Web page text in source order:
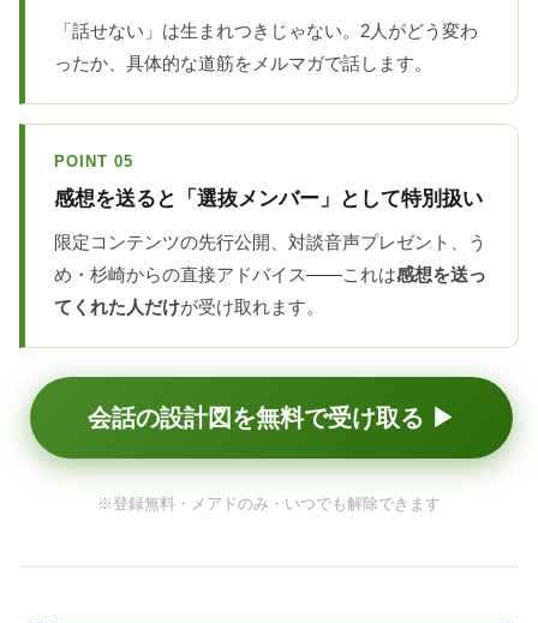
「話せない」は生まれつきじゃない。2人がどう変わ
ったか、具体的な道筋をメルマガで話します。
POINT 05
感想を送ると「選抜メンバー」として特別扱い
限定コンテンツの先行公開、対談音声プレゼント、う
め・杉崎からの直接アドバイス——これは感想を送っ
てくれた人だけが受け取れます。
会話の設計図を無料で受け取る ▶
※登録無料・メアドのみ・いつでも解除できます